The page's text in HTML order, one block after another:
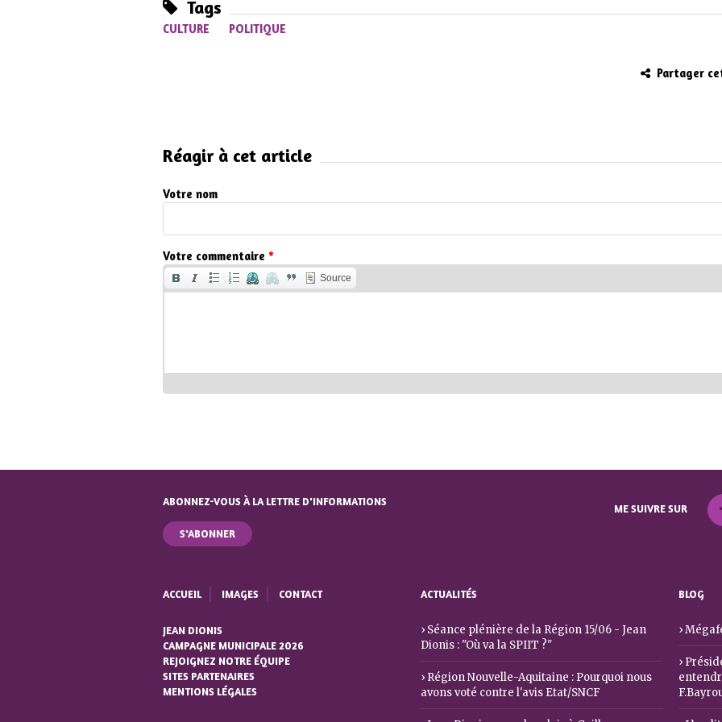
Tags
CULTURE POLITIQUE
Partager
Réagir à cet article
Votre nom
Votre commentaire *
Source
ABONNEZ-VOUS À LA LETTRE D'INFORMATIONS
S'ABONNER
ME SUIVRE SUR
ACCUEIL IMAGES CONTACT
JEAN DIONIS
CAMPAGNE MUNICIPALE 2026
REJOIGNEZ NOTRE ÉQUIPE
SITES PARTENAIRES
MENTIONS LÉGALES
ACTUALITÉS
Séance plénière de la Région 15/06 - Jean
Dionis : "Où va la SPIIT ?"
Région Nouvelle-Aquitaine : Pourquoi nous
avons voté contre l'avis Etat/SNCF
BLOG